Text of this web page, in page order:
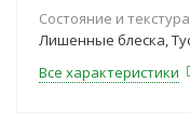
Состояние и
Лишенные блеска,
Все характеристики